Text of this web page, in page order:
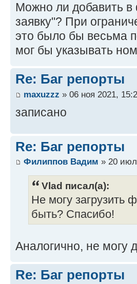
Можно ли добавить в
заявку"? При
это было бы весьма
мог бы указывать
Re: Баг репорты
maxuzzz » 06 ноя 2021,
записано
Re: Баг репорты
Филиппов Вадим » 20
Vlad писал(а):
Не могу загрузить
быть? Спасибо!
Аналогично, не могу
Re: Баг репорты